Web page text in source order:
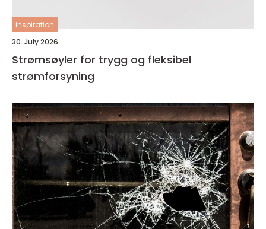
inspiration
30. July 2026
Strømsøyler for trygg og fleksibel
strømforsyning